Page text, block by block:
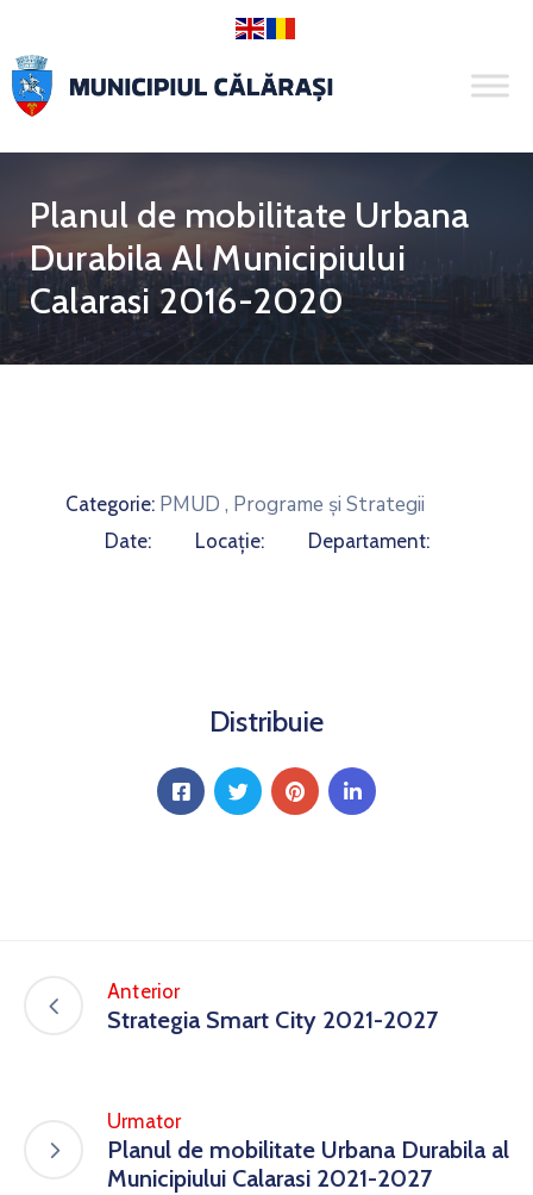
Planul de mobilitate Urbana
Durabila Al Municipiului
Calarasi 2016-2020
Categorie: PMUD , Programe și Strategii
Date: Locație: Departament:
Distribuie
Anterior
Strategia Smart City 2021-2027
Urmator
Planul de mobilitate Urbana Durabila al
Municipiului Calarasi 2021-2027